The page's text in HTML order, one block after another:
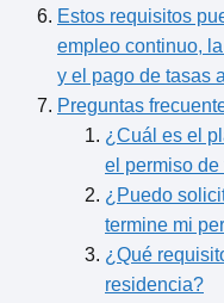
Estos requisitos
empleo continuo,
y el pago de tasas
Preguntas
¿Cuál es el
el permiso de
¿Puedo
termine mi
¿Qué
residencia?